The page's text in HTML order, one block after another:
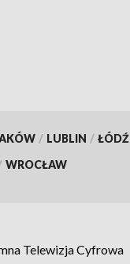
/ LUBLIN / ŁÓDŹ
WROCŁAW
Telewizja Cyfrowa